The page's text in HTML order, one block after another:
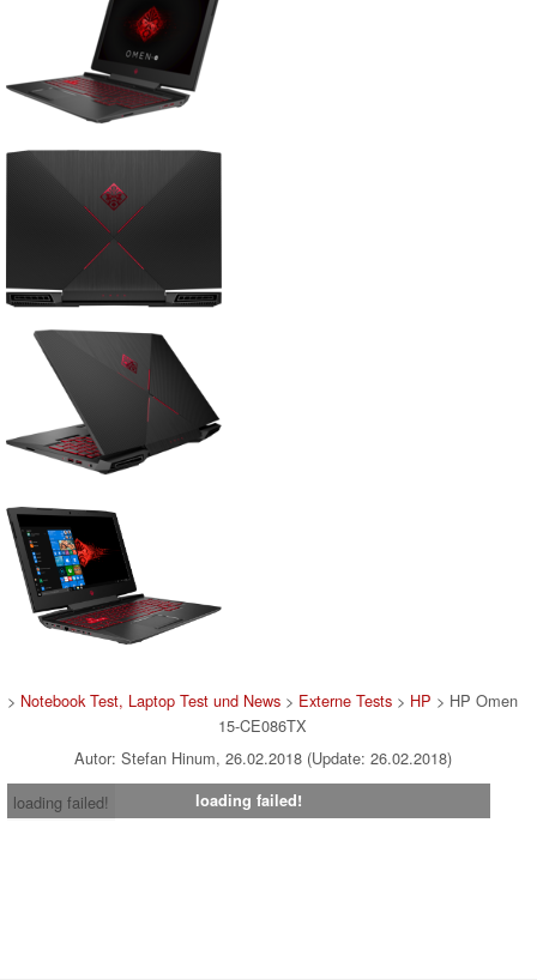
> Notebook Test, Laptop Test und News > Externe Tests > HP > HP Omen
15-CE086TX
Autor: Stefan Hinum, 26.02.2018 (Update: 26.02.2018)
loading failed!
loading failed!